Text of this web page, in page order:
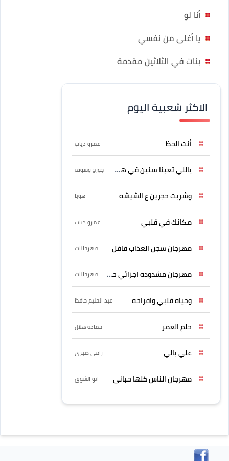
أنا لو
يا أغلى من نفسي
بنات في الثلاثين مقدمة
الاكثر شعبية اليوم
أنت الحظ عمرو دياب
ياللي تعبنا سنين في هواه جورج وسوف
وشربت حجرين ع الشيشه هوبا
مكانك في قلبي عمرو دياب
مهرجان سجن العذاب قافل مهرجانات
مهرجان مشدوده اجزائي حربونى مهرجانات
وحياه قلبي وافراحه عبد الحليم حافظ
حلم العمر حماده هلال
علي بالي رامي صبري
مهرجان الناس كلها حبانى ابو الشوق